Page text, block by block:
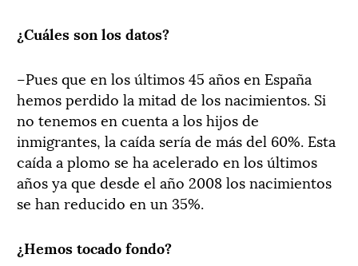
¿Cuáles son los datos?
–Pues que en los últimos 45 años en España
hemos perdido la mitad de los nacimientos. Si
no tenemos en cuenta a los hijos de
inmigrantes, la caída sería de más del 60%. Esta
caída a plomo se ha acelerado en los últimos
años ya que desde el año 2008 los nacimientos
se han reducido en un 35%.
¿Hemos tocado fondo?